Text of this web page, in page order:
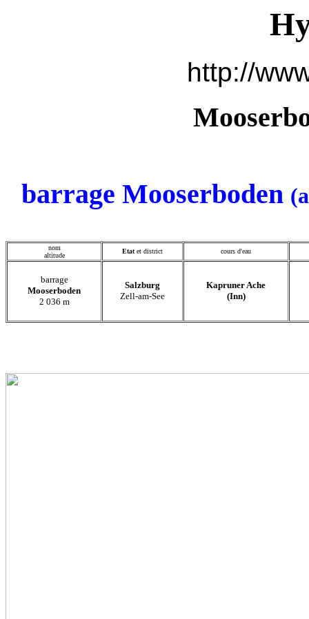
http://
barrage Mooserboden
nom
altitude
Etat et district cours d'eau
barrage
Mooserboden
2 036 m
Salzburg
Zell-am-See
Kapruner Ache
(Inn)